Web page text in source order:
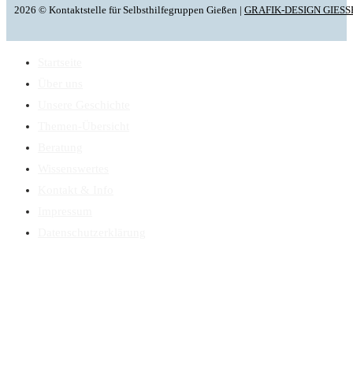
2026 © Kontaktstelle für Selbsthilfegruppen Gießen | GRAFIK-DESIGN